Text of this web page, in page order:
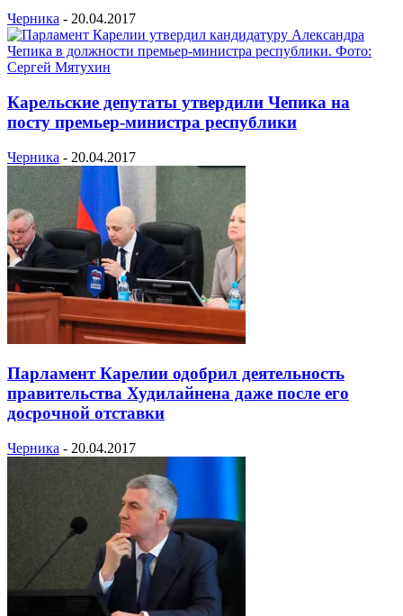
Черника - 20.04.2017
Карельские депутаты утвердили Чепика на
посту премьер-министра республики
Черника - 20.04.2017
Парламент Карелии одобрил деятельность
правительства Худилайнена даже после его
досрочной отставки
Черника - 20.04.2017